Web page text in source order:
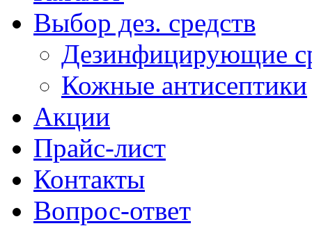
Выбор дез. средств
Дезинфицирующие
Кожные антисептики
Акции
Прайс-лист
Контакты
Вопрос-ответ